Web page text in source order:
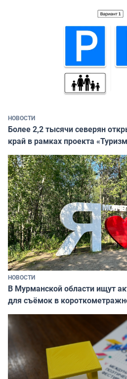
НОВОСТИ
Более 2,2 тысячи северян
край в рамках проекта
НОВОСТИ
В Мурманской области ищут
для съёмок в